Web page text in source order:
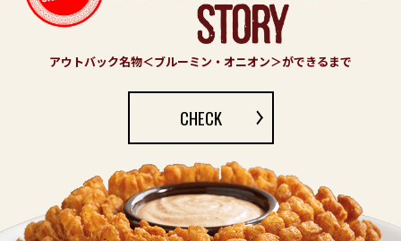
アウトバック名物＜ブルーミン・オニオン＞ができるまで
CHECK